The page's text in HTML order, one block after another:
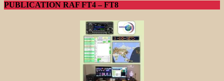
PUBLICATION RAF FT4 – FT8